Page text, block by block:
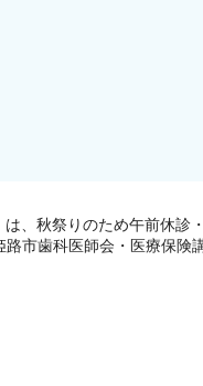
は、秋祭りのため午前休診
路市歯科医師会・医療保険